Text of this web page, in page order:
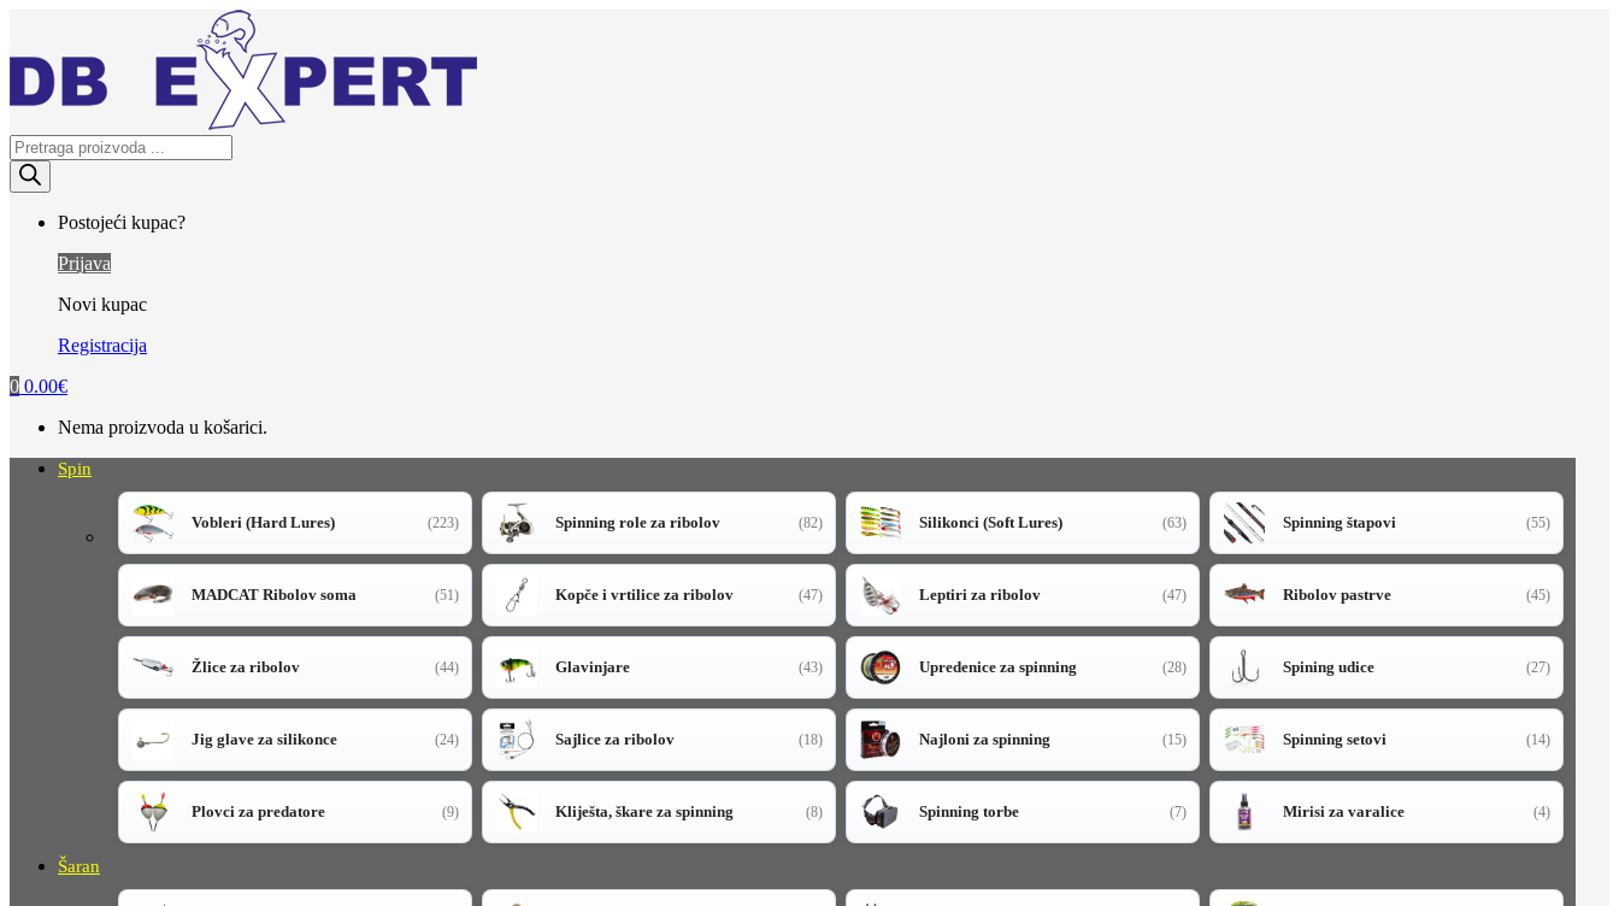
navigation
content
Products
search
Postojeći kupac?
Prijava
Novi kupac
Registracija
0 0.00€
Nema proizvoda u košarici.
Spin
Vobleri (Hard Lures) (223) Spinning role za ribolov (82) Silikonci (Soft Lures) (63) Spinning štapovi (55)
MADCAT Ribolov soma (51) Kopče i vrtilice za ribolov (47) Leptiri za ribolov (47) Ribolov pastrve (45)
Žlice za ribolov (44) Glavinjare (43) Upredenice za spinning (28) Spining udice (27)
Jig glave za silikonce (24) Sajlice za ribolov (18) Najloni za spinning (15) Spinning setovi (14)
Plovci za predatore (9) Kliješta, škare za spinning (8) Spinning torbe (7) Mirisi za varalice (4)
Šaran